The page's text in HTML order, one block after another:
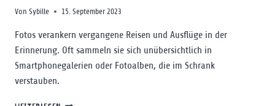
Von Sybille 15. September 2023
Fotos verankern vergangene Reisen und Ausflüge in der
Erinnerung. Oft sammeln sie sich unübersichtlich in
Smartphonegalerien oder Fotoalben, die im Schrank
verstauben.
REISEPLAKATE